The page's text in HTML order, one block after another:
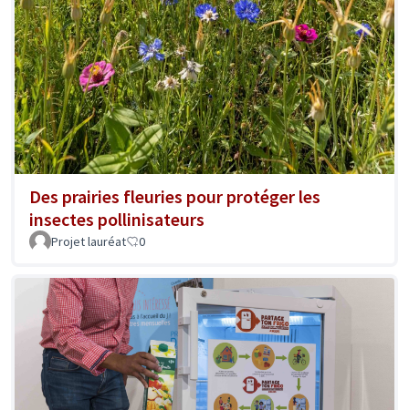
Des prairies fleuries pour protéger les
insectes pollinisateurs
Projet lauréat 0